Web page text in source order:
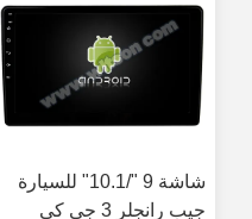
شاشة 9 "/10.1" للسيارة
جيب رانجلر 3 جي كي